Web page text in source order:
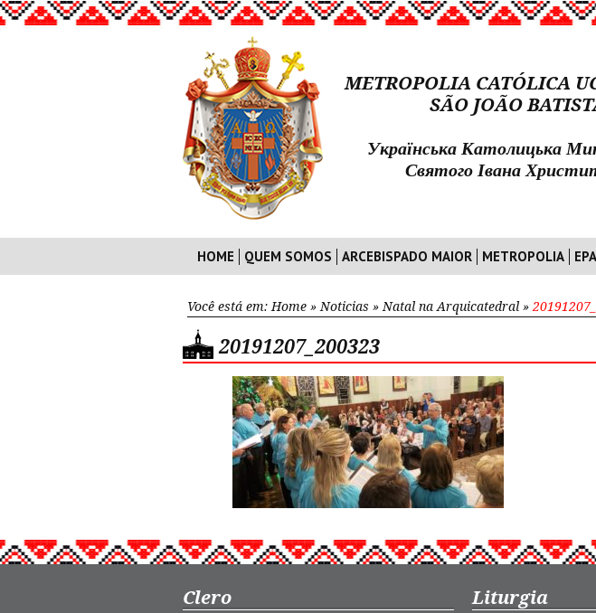
METROPOLIA CATÓLICA
SÃO JOÃO
Українська Католицька
Святого Івана
HOME QUEM SOMOS ARCEBISPADO MAIOR METROPOLIA
Você está em: Home » Noticias » Natal na Arquicatedral »
20191207_200323
Clero Liturgia